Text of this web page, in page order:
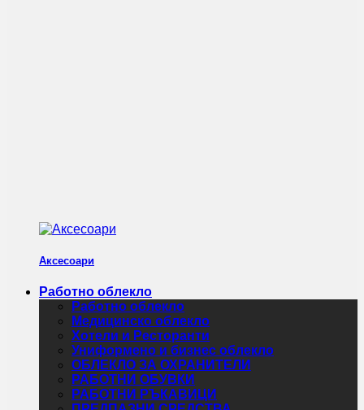
Аксесоари
Работно облекло
Работно облекло
Медицинско облекло
Хотели и Ресторанти
Униформено и бизнес облекло
ОБЛЕКЛО ЗА ОХРАНИТЕЛИ
РАБОТНИ ОБУВКИ
РАБОТНИ РЪКАВИЦИ